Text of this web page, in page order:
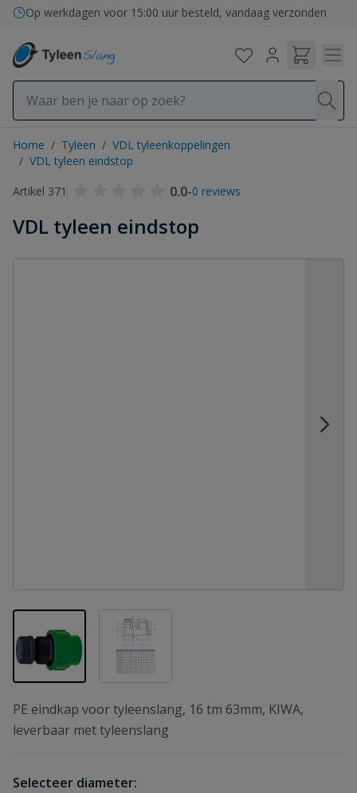
Ga naar de inhoud
Bezorging in binnen- en buitenland
Op werkdagen voor 15:00 uur besteld, vandaag verzonden
Home / Tyleen / VDL tyleenkoppelingen
/ VDL tyleen eindstop
Artikel 371
0.0-0 reviews
VDL tyleen eindstop
View larger imageView larger image
PE eindkap voor tyleenslang, 16 tm 63mm, KIWA,
leverbaar met tyleenslang
Selecteer diameter: